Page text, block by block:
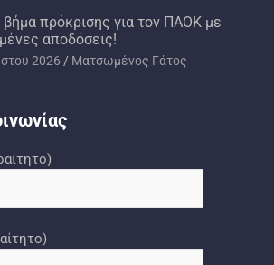
πρόκρισης για τον ΠΑΟΚ με
αποδόσεις!
2026 Ματσωμένος Γάτος